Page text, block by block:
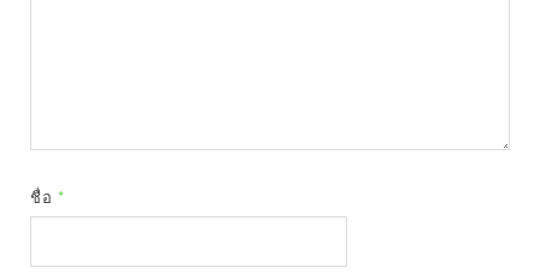
ชื่อ *